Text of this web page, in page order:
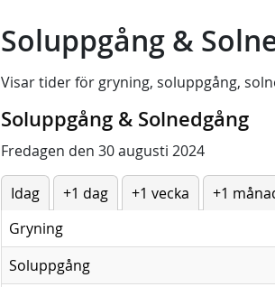
Soluppgång &
Visar tider för gryning, soluppgång,
Soluppgång & Solnedgång
Fredagen den 30 augusti 2024
Idag +1 dag +1 vecka
+1
Gryning
Soluppgång